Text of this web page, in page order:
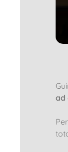
ad